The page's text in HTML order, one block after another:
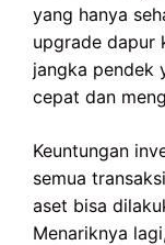
yang hanya
upgrade dapur
jangka pendek
cepat dan
Keuntungan
semua
aset bisa
Menariknya